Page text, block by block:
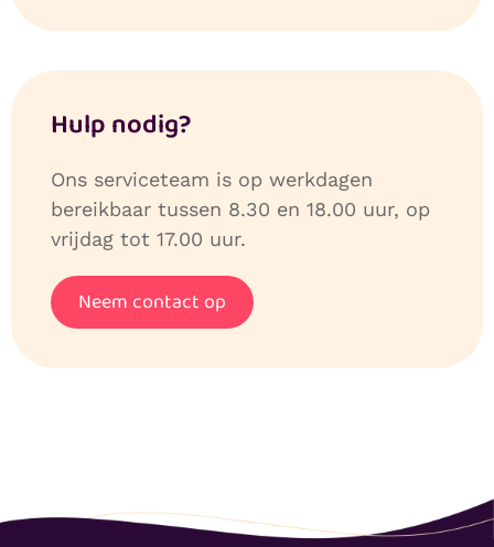
Hulp nodig?
Ons serviceteam is op werkdagen
bereikbaar tussen 8.30 en 18.00 uur, op
vrijdag tot 17.00 uur.
Neem contact op